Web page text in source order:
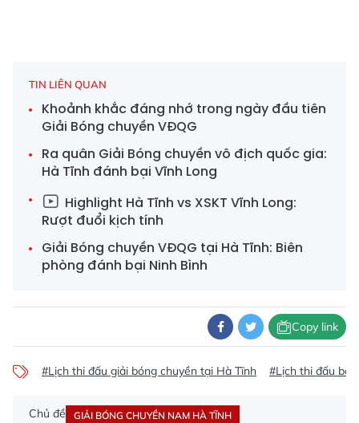
TIN LIÊN QUAN
Khoảnh khắc đáng nhớ trong ngày đầu tiên
Giải Bóng chuyền VĐQG
Ra quân Giải Bóng chuyền vô địch quốc gia:
Hà Tĩnh đánh bại Vĩnh Long
Highlight Hà Tĩnh vs XSKT Vĩnh Long:
Rượt đuổi kịch tính
Giải Bóng chuyền VĐQG tại Hà Tĩnh: Biên
phòng đánh bại Ninh Bình
Copy link
#Lịch thi đấu giải bóng chuyền tại Hà Tĩnh #Lịch thi đấu
Chủ đề GIẢI BÓNG CHUYỀN NAM HÀ TĨNH